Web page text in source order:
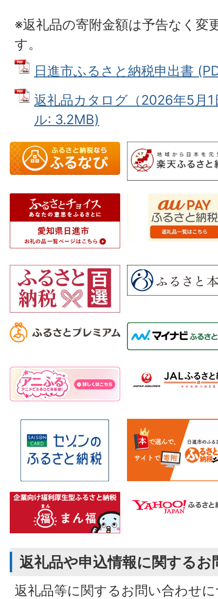
※返礼品の寄附金額は予告なく変
す。
日進市ふるさと納税申出書
返礼品カタログ（2026年5月
ル: 3.2MB)
返礼品や申込情報に関するお
返礼品等に関するお問い合わせ